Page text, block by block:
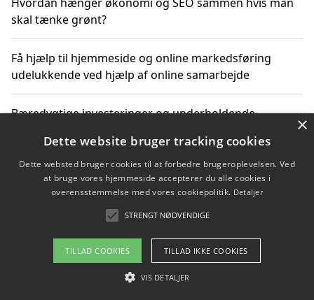
skal tænke grønt?
Få hjælp til hjemmeside og online markedsføring
udelukkende ved hjælp af online samarbejde
Bæredygtige investeringer og underholdende
Sådan kan online møder for virksomheder fremme
grønne investeringer
Copyright 2026 - Pilanto Aps
Om / kontakt
×
Dette website bruger tracking cookies
Dette websted bruger cookies til at forbedre brugeroplevelsen. Ved
at bruge vores hjemmeside accepterer du alle cookies i
overensstemmelse med vores cookiepolitik. Detaljer
STRENGT NØDVENDIGE
TILLAD COOKIES TILLAD IKKE COOKIES
VIS DETALJER